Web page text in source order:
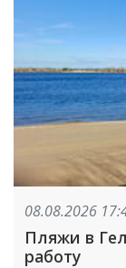
08.08.2026
Пляжи в
работу